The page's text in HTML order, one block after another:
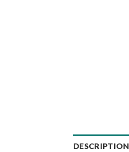
DESCRIPTION